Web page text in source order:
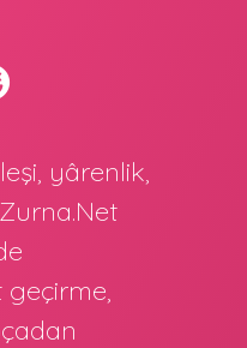
yârenlik,
geçirme,